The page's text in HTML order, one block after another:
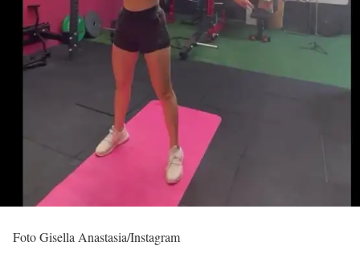
Foto Gisella Anastasia/Instagram